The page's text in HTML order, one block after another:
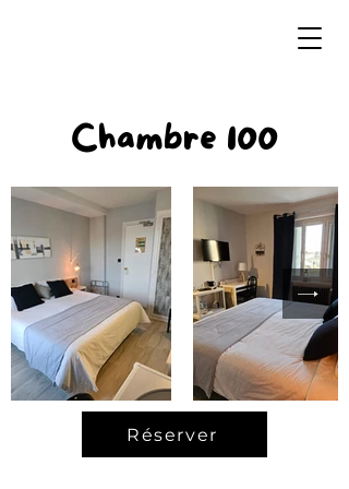
Chambre 100
Réserver